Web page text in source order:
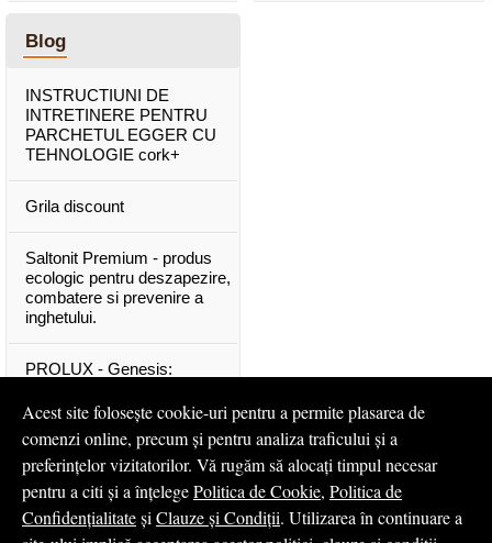
Blog
INSTRUCTIUNI DE
INTRETINERE PENTRU
PARCHETUL EGGER CU
TEHNOLOGIE cork+
Grila discount
Saltonit Premium - produs
ecologic pentru deszapezire,
combatere si prevenire a
inghetului.
PROLUX - Genesis:
calitate superioara
Mascota PROLUX Genesis
...toate articolele & ştirile
Acest site folosește cookie-uri pentru a permite plasarea de
comenzi online, precum și pentru analiza traficului și a
preferințelor vizitatorilor. Vă rugăm să alocați timpul necesar
pentru a citi și a înțelegePolitica de Cookie, Politica de
Confidențialitateși Clauze și Condiții. Utilizarea în continuare a